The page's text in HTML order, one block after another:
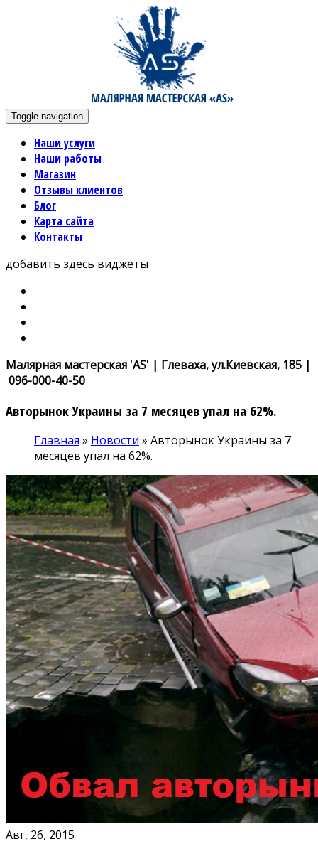
Toggle navigation
Наши услуги
Наши работы
Магазин
Отзывы клиентов
Блог
Карта сайта
Контакты
добавить здесь виджеты
Малярная мастерская 'AS' | Глеваха, ул.Киевская, 185 |
096-000-40-50
Авторынок Украины за 7 месяцев упал на 62%.
Главная » Новости » Авторынок Украины за 7
месяцев упал на 62%.
Авг, 26, 2015